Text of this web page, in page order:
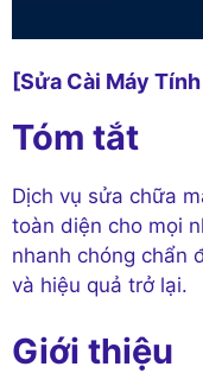
[Sửa Cài Máy
Tóm tắt
Dịch vụ sửa chữa
toàn diện cho mọi
nhanh chóng chẩn
và hiệu quả trở lại.
Giới thiệu